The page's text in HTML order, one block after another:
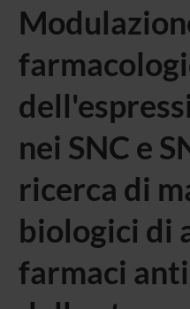
nei SNC e
ricerca di
biologici di
farmaci